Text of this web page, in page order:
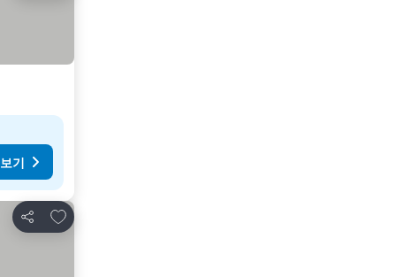
기
공유
즐겨찾기에 추가